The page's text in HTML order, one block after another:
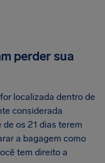
perder sua
localizada dentro de
considerada
os 21 dias terem
a bagagem como
tem direito a